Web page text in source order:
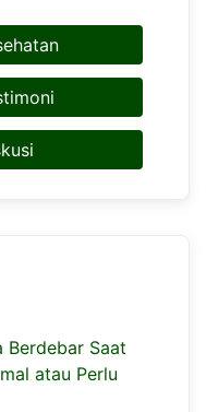
Berdebar Saat
atau Perlu